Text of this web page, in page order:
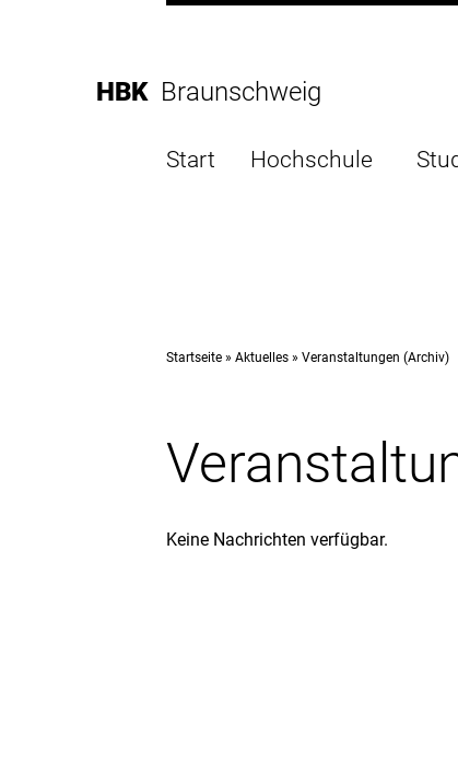
Hauptnavigation
HBK Braunschweig
Start Hochschule
Startseite Aktuelles Veranstaltungen (Archiv)
Keine Nachrichten verfügbar.